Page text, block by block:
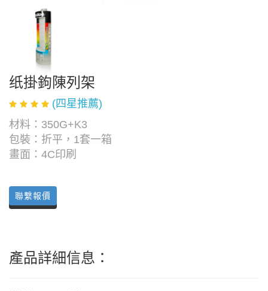
纸掛鉤陳列架
(四星推薦)
材料：350G+K3
包裝：折平，1套一箱
畫面：4C印刷
聯繫報價
產品詳細信息：